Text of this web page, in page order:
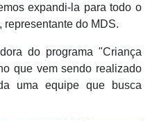
expandi-la para todo o
representante do MDS.
do programa "Criança
que vem sendo realizado
uma equipe que busca